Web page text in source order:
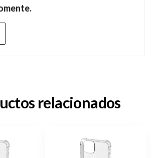
relacionados